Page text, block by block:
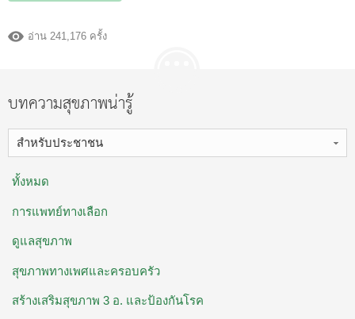
อ่าน 241,176 ครั้ง
บทความสุขภาพน่ารู้
สำหรับประชาชน
ทั้งหมด
การแพทย์ทางเลือก
ดูแลสุขภาพ
สุขภาพทางเพศและครอบครัว
สร้างเสริมสุขภาพ 3 อ. ​และป้องกันโรค